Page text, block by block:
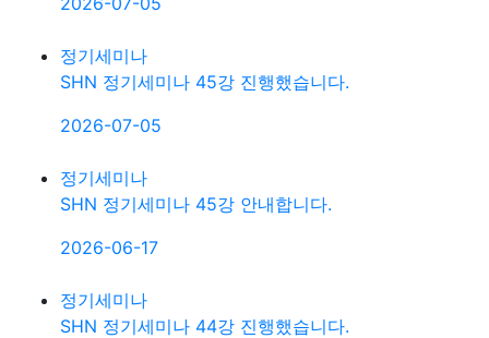
정기세미나
SHN 정기세미나 45강 진행했습니다.
2026-07-05
정기세미나
SHN 정기세미나 45강 안내합니다.
2026-06-17
정기세미나
SHN 정기세미나 44강 진행했습니다.